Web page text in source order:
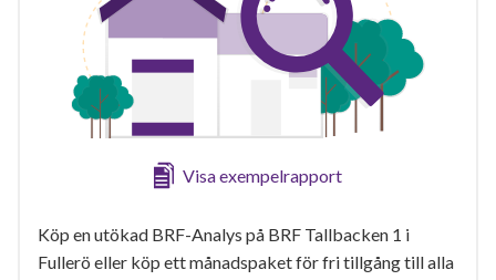
Visa exempelrapport
Köp en utökad BRF-Analys på BRF Tallbacken 1 i
Fullerö eller köp ett månadspaket för fri tillgång till alla